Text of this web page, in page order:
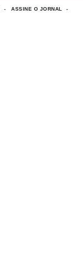
ASSINE O JORNAL